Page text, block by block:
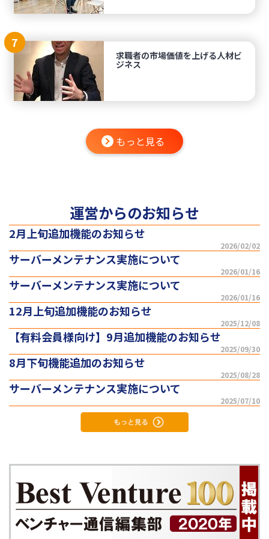
7
求職者の市場価値を上げる人材ビ
ジネス
もっと見る
運営からのお知らせ
2月上旬追加機能のお知らせ
2026/02/02
サーバーメンテナンス実施について
2026/01/16
サーバーメンテナンス実施について
2026/01/16
12月上旬追加機能のお知らせ
2025/12/08
【有料会員様向け】9月追加機能のお知らせ
2025/09/30
8月下旬機能追加のお知らせ
2025/08/28
サーバーメンテナンス実施について
2025/07/10